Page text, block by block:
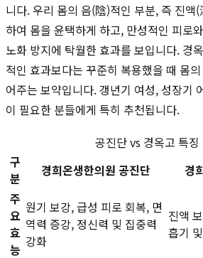
니다. 우리 몸의 음(陰)적인 부분, 즉 진액
하여 몸을 윤택하게 하고, 만성적인 피로
노화 방지에 탁월한 효과를 보입니다. 경
적인 효과보다는 꾸준히 복용했을 때 몸
어주는 보약입니다. 갱년기 여성, 성장기
이 필요한 분들에게 특히 추천됩니다.
공진단 vs 경옥고 특징
구
분
경희온생한의원 공진단
경
주
요
효
능
원기 보강, 급성 피로 회복, 면
역력 증강, 정신력 및 집중력
강화
진액
흡기